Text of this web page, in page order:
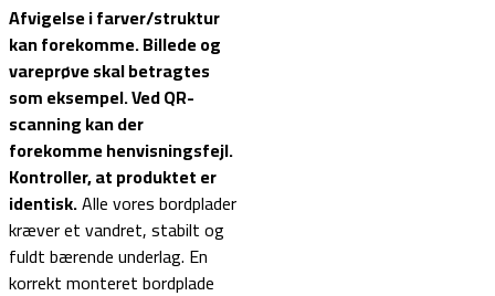
Afvigelse i farver/struktur
kan forekomme. Billede og
vareprøve skal betragtes
som eksempel.Ved QR-
scanning kan der
forekomme henvisningsfejl.
Kontroller, at produktet er
identisk.Alle vores bordplader
kræver et vandret, stabilt og
fuldt bærende underlag. En
korrekt monteret bordplade